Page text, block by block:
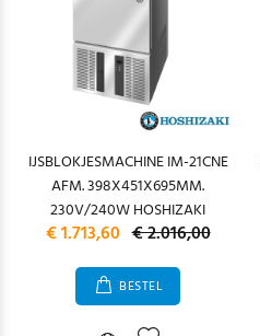
IJSBLOKJESMACHINE IM-21CNE
AFM. 398X451X695MM.
230V/240W HOSHIZAKI
€ 1.713,60 € 2.016,00
BESTEL